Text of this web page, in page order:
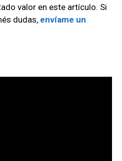
valor en este artículo. Si
dudas, envíame un